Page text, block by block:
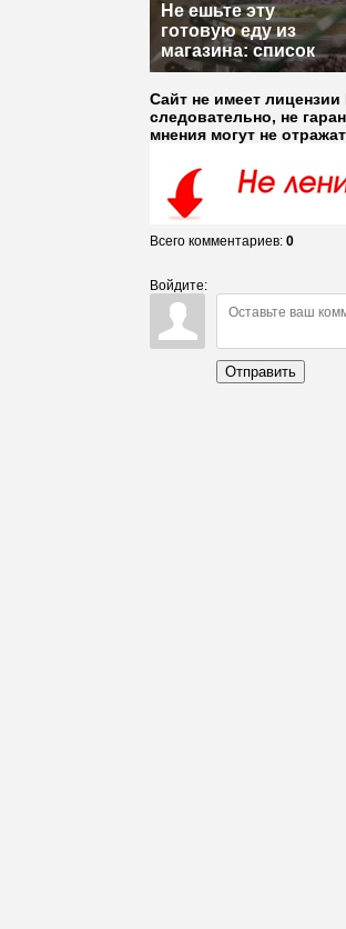
Не ешьте эту
готовую еду из
магазина: список
Сайт не имеет
следовательно, не
мнения могут не
Всего комментариев: 0
Войдите:
Отправить